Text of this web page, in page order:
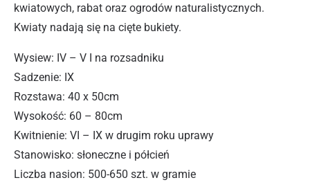
kwiatowych, rabat oraz ogrodów naturalistycznych.
Kwiaty nadają się na cięte bukiety.
Wysiew: IV – V I na rozsadniku
Sadzenie: IX
Rozstawa: 40 x 50cm
Wysokość: 60 – 80cm
Kwitnienie: VI – IX w drugim roku uprawy
Stanowisko: słoneczne i półcień
Liczba nasion: 500-650 szt. w gramie